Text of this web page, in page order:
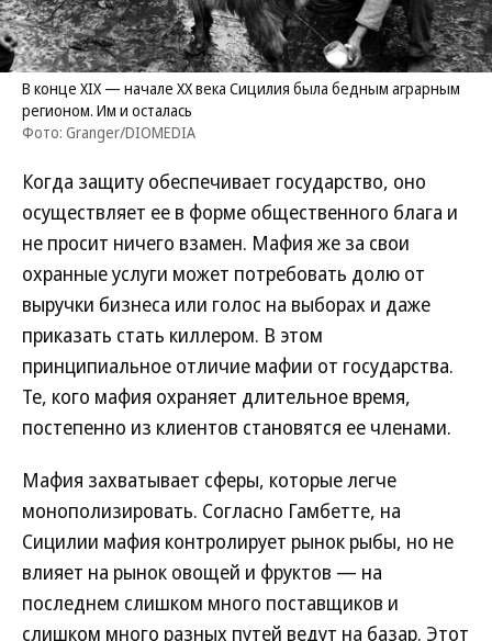
В конце XIX — начале XX века Сицилия была бедным аграрным
регионом. Им и осталась
Фото: Granger/DIOMEDIA
Когда защиту обеспечивает государство, оно
осуществляет ее в форме общественного блага и
не просит ничего взамен. Мафия же за свои
охранные услуги может потребовать долю от
выручки бизнеса или голос на выборах и даже
приказать стать киллером. В этом
принципиальное отличие мафии от государства.
Те, кого мафия охраняет длительное время,
постепенно из клиентов становятся ее членами.
Мафия захватывает сферы, которые легче
монополизировать. Согласно Гамбетте, на
Сицилии мафия контролирует рынок рыбы, но не
влияет на рынок овощей и фруктов — на
последнем слишком много поставщиков и
слишком много разных путей ведут на базар. Этот